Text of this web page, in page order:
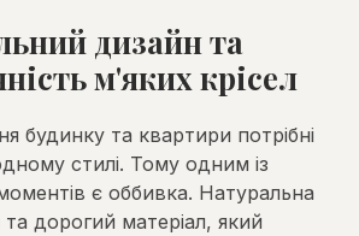
дизайн та
м'яких крісел
будинку та квартири потрібні
стилі. Тому одним із
є оббивка. Натуральна
та дорогий матеріал, який